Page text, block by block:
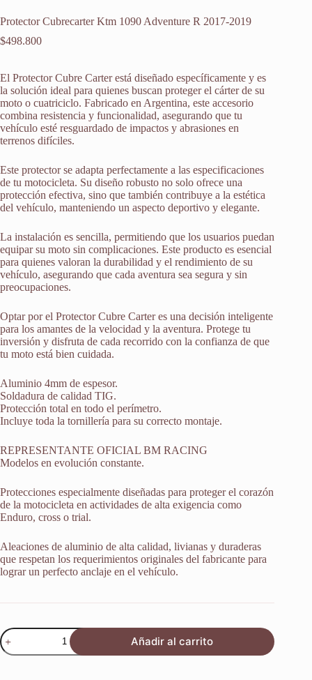
Protector Cubrecarter Ktm 1090 Adventure R 2017-2019
$498.800
El Protector Cubre Carter está diseñado específicamente y es
la solución ideal para quienes buscan proteger el cárter de su
moto o cuatriciclo. Fabricado en Argentina, este accesorio
combina resistencia y funcionalidad, asegurando que tu
vehículo esté resguardado de impactos y abrasiones en
terrenos difíciles.
Este protector se adapta perfectamente a las especificaciones
de tu motocicleta. Su diseño robusto no solo ofrece una
protección efectiva, sino que también contribuye a la estética
del vehículo, manteniendo un aspecto deportivo y elegante.
La instalación es sencilla, permitiendo que los usuarios puedan
equipar su moto sin complicaciones. Este producto es esencial
para quienes valoran la durabilidad y el rendimiento de su
vehículo, asegurando que cada aventura sea segura y sin
preocupaciones.
Optar por el Protector Cubre Carter es una decisión inteligente
para los amantes de la velocidad y la aventura. Protege tu
inversión y disfruta de cada recorrido con la confianza de que
tu moto está bien cuidada.
Aluminio 4mm de espesor.
Soldadura de calidad TIG.
Protección total en todo el perímetro.
Incluye toda la tornillería para su correcto montaje.
REPRESENTANTE OFICIAL BM RACING
Modelos en evolución constante.
Protecciones especialmente diseñadas para proteger el corazón
de la motocicleta en actividades de alta exigencia como
Enduro, cross o trial.
Aleaciones de aluminio de alta calidad, livianas y duraderas
que respetan los requerimientos originales del fabricante para
lograr un perfecto anclaje en el vehículo.
Protector
Cubrecarter
Ktm
Añadir al carrito